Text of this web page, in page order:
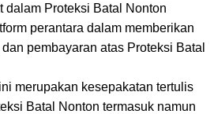
dalam Proteksi Batal Nonton
perantara dalam memberikan
pembayaran atas Proteksi Batal
merupakan kesepakatan tertulis
Batal Nonton termasuk namun